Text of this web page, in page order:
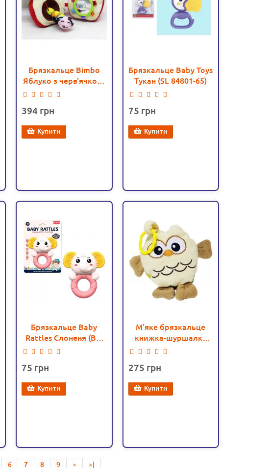
Брязкальце Bimbo
Яблуко з черв'ячком,
пискавка,
елементи (C 55876)
394
Купити
Брязкальце Baby Toys
Тукан (SL 84801-65)
75
Купити
Брязкальце Baby
Rattles Слоненя (BM
8200-2)
75
Купити
М'яке брязкальце
книжка-шуршалка
Сова (889-324-7H)
275
Купити
6 7 8 9 > >|